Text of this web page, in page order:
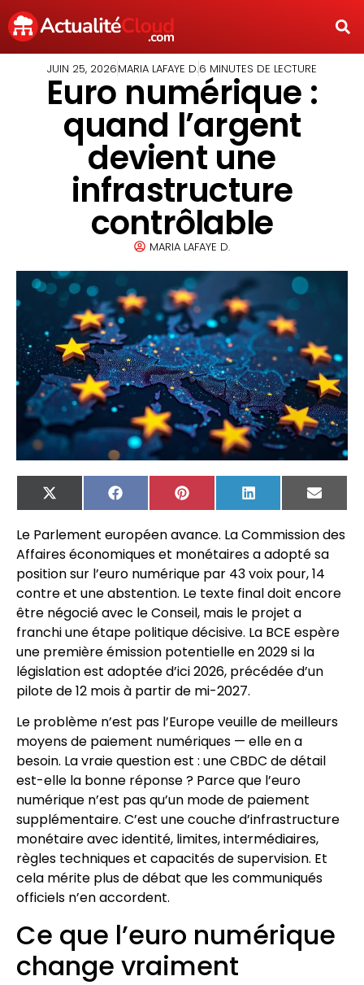
JUIN 25, 2026MARIA LAFAYE D.6 MINUTES DE LECTURE
Euro numérique :
quand l’argent
devient une
infrastructure
contrôlable
MARIA LAFAYE D.
X
(Twitter)
FacebookPinterest LinkedIn
Email
Le Parlement européen avance. La Commission des
Affaires économiques et monétaires a adopté sa
position sur l’euro numérique par 43 voix pour, 14
contre et une abstention. Le texte final doit encore
être négocié avec le Conseil, mais le projet a
franchi une étape politique décisive. La BCE espère
une première émission potentielle en 2029 si la
législation est adoptée d’ici 2026, précédée d’un
pilote de 12 mois à partir de mi-2027.
Le problème n’est pas l’Europe veuille de meilleurs
moyens de paiement numériques — elle en a
besoin. La vraie question est : une CBDC de détail
est-elle la bonne réponse ? Parce que l’euro
numérique n’est pas qu’un mode de paiement
supplémentaire. C’est une couche d’infrastructure
monétaire avec identité, limites, intermédiaires,
règles techniques et capacités de supervision. Et
cela mérite plus de débat que les communiqués
officiels n’en accordent.
Ce que l’euro numérique
change vraiment